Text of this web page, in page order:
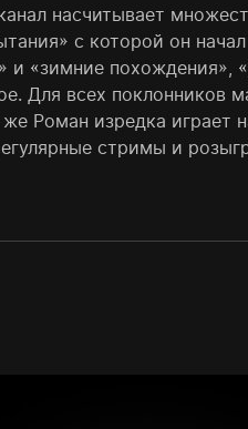
насчитывает
с которой он
и «зимние
Для всех поклонников
Роман изредка играет
стримы и